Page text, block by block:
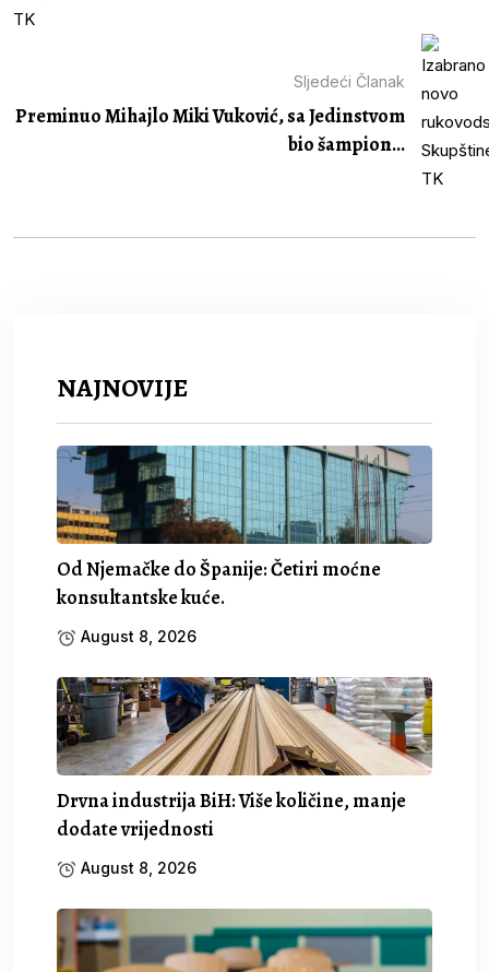
Sljedeći Članak
Preminuo Mihajlo Miki Vuković, sa Jedinstvom
bio šampion...
NAJNOVIJE
Od Njemačke do Španije: Četiri moćne
konsultantske kuće.
August 8, 2026
Drvna industrija BiH: Više količine, manje
dodate vrijednosti
August 8, 2026